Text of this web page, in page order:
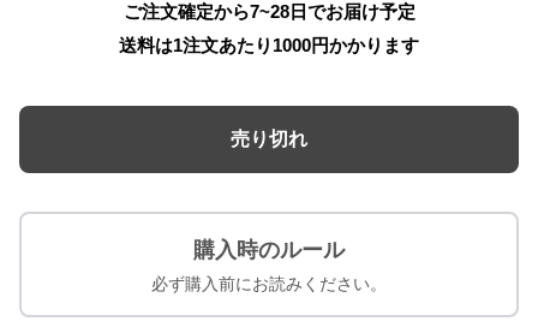
ご注文確定から7~28日でお届け予定
送料は1注文あたり 1000円かかります
売り切れ
購入時のルール
必ず購入前にお読みください。